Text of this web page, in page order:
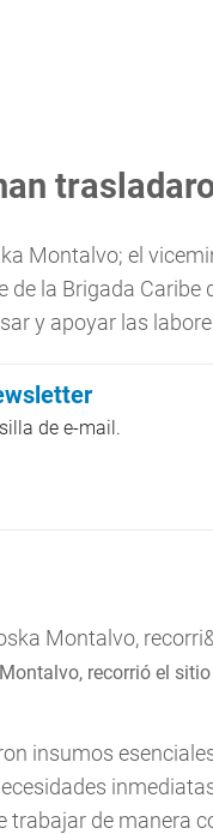
Montalvo; el
de la Brigada
y apoyar las
de e-mail.
recorrió el
insumos
de manera